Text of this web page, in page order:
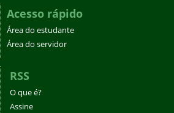
Acesso rápido
Área do estudante
Área do servidor
RSS
O que é?
Assine